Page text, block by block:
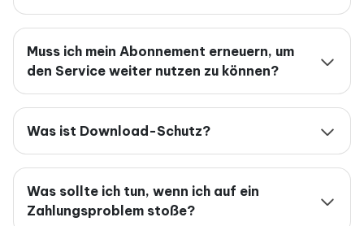
Muss ich mein Abonnement erneuern, um
den Service weiter nutzen zu können?
Was ist Download-Schutz?
Was sollte ich tun, wenn ich auf ein
Zahlungsproblem stoße?